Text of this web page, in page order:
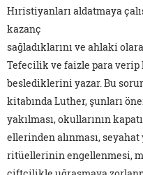
Hıristiyanları aldatmaya
kazanç
sağladıklarını ve ahlaki
Tefecilik ve faizle para verip
beslediklerini yazar. Bu
kitabında Luther, şunları
yakılması, okullarının
ellerinden alınması,
ritüellerinin engellenmesi,